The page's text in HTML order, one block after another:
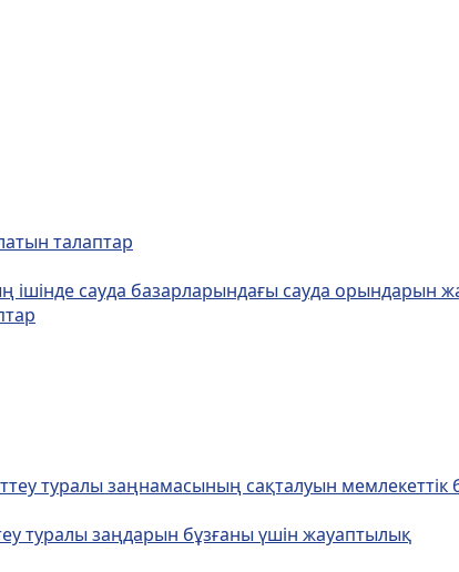
талаптар
ішінде сауда базарларындағы сауда орындарын
туралы заңнамасының сақталуын мемлекеттік
туралы заңдарын бұзғаны үшін жауаптылық